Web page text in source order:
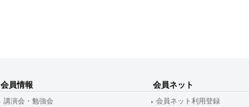
会員情報
講演会・勉強会
会員ネット
会員ネット利用登録